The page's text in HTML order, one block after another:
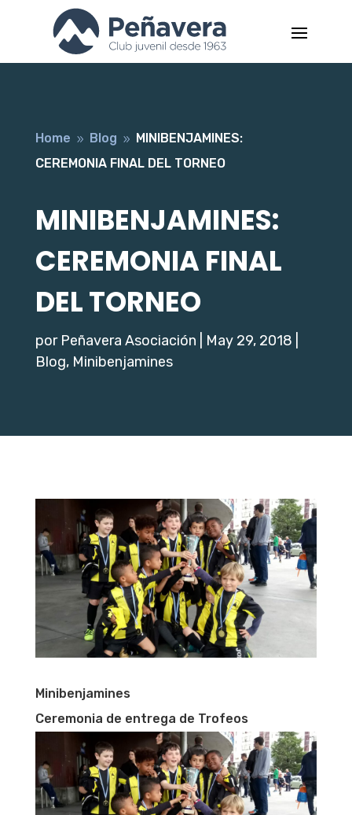
Home 9 Blog 9 MINIBENJAMINES:
CEREMONIA FINAL DEL TORNEO
MINIBENJAMINES:
CEREMONIA FINAL
DEL TORNEO
por Peñavera Asociación May 29, 2018
Blog, Minibenjamines
Minibenjamines
Ceremonia de entrega de Trofeos